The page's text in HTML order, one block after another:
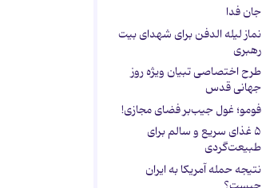
جان فدا
نماز لیله الدفن برای شهدای بیت
رهبری
طرح اختصاصی تبیان ویژه روز
جهانی قدس
فومو؛ غول جیب‌بر فضای مجازی!
۵ غذای سریع و سالم برای
طبیعت‌گردی
نتیجه حمله آمریکا به ایران